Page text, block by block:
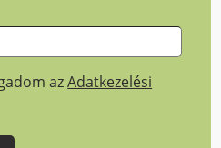
azAdatkezelési